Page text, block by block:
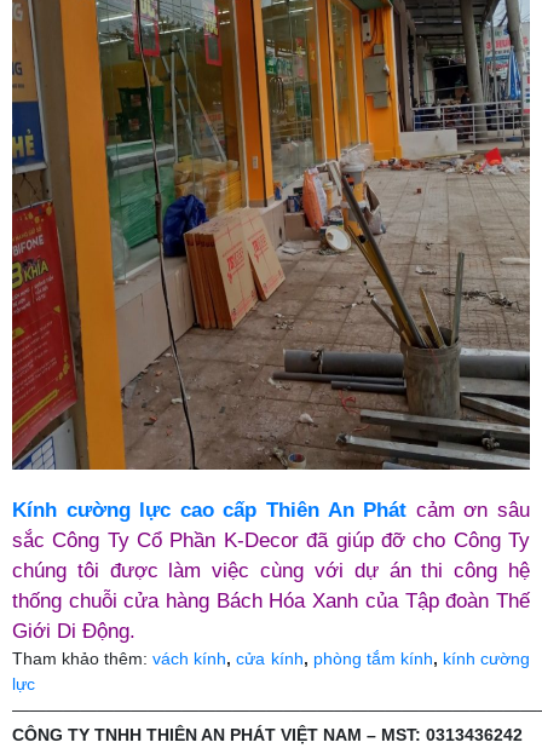
Kính cường lực cao cấp Thiên An Phát cảm ơn sâu
sắc Công Ty Cổ Phần K-Decor đã giúp đỡ cho Công Ty
chúng tôi được làm việc cùng với dự án thi công hệ
thống chuỗi cửa hàng Bách Hóa Xanh của Tập đoàn Thế
Giới Di Động.
Tham khảo thêm:vách kính,cửa kính, phòng tắm kính, kính cường
lực
CÔNG TY TNHH THIÊN AN PHÁT VIỆT NAM – MST: 0313436242